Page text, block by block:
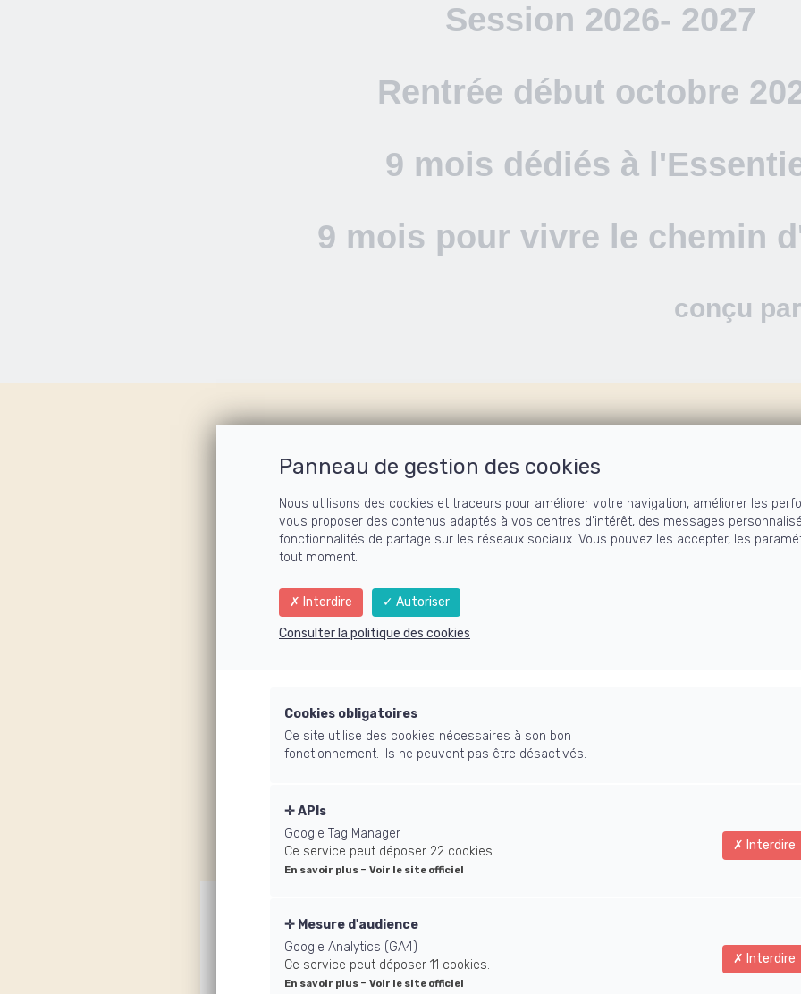
Session 2026- 2027
Rentrée début octobre
9 mois dédiés à
9 mois pour vivre le chemin
conçu
Un chemin de transformation
pour revenir à la nature éveillée de qui nous
grâce à lapédagogie de l'Éveil de Ken &
Une année suivie et structurée de 30 modules sur
33 h de rencontres live en ligne avec Ken et Brigitte ou
pour soutenir le processus
Panneau de gestion des cookies
Nous utilisons des cookies et traceurs pour améliorer votre navigation, améliorer les
vous proposer des contenus adaptés à vos centres d’intérêt, des messages
fonctionnalités de partage sur les réseaux sociaux. Vous pouvez les accepter, les
tout moment.
Interdire Autoriser
Consulter la politique des cookies
Cookies obligatoires
Ce site utilise des cookies nécessaires à son bon
fonctionnement. Ils ne peuvent pas être désactivés.
APIs
Google Tag Manager
Ce service peut déposer 22 cookies.
En savoir plus - Voir le site officiel
Interdire
Mesure d'audience
Google Analytics (GA4)
Ce service peut déposer 11 cookies.
En savoir plus - Voir le site officiel
Interdire